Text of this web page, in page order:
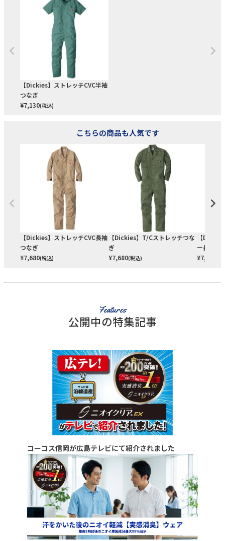
【Dickies】ストレッチCVC半袖
つなぎ
¥7,130(税込)
こちらの商品も人気です
【Dickies】ストレッチCVC長袖
つなぎ
¥7,680(税込)
【Dickies】T/Cストレッチつな
ぎ
¥7,680(税込)
【
ー長袖ラ
¥7,680
Features
公開中の特集記事
コーコス信岡が広島テレビにて紹介されました